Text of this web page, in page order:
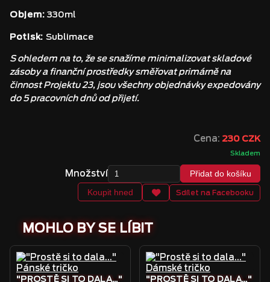
Objem:330ml
Potisk: Sublimace
S ohledem na to, že se snažíme minimalizovat skladové
zásoby a finanční prostředky směřovat primárně na
činnost Projektu 23, jsou všechny objednávky expedovány
do 5 pracovních dnů od přijetí.
Cena: 230 CZK
Skladem
Množství
Přidat do košíku
Koupit hned
Sdílet na Facebooku
MOHLO BY SE LÍBIT
"PROSTĚ SI TO DALA..."
"PROSTĚ SI TO DALA..."